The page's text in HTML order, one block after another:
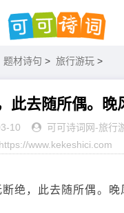
题材诗句 > 旅行游玩 >
10 可可诗词网-旅行
https://www.kekeshici.com
断绝，此去随所偶。